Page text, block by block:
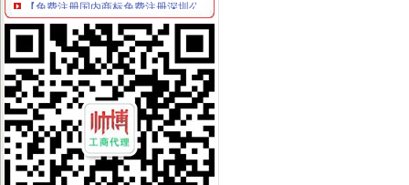
商易济南网【免费注册】如何免费注册会员_商易济南_新浪博客
谁知道阿里巴巴国际站可以免费注册么？
免费注册免费注册-广州58同城
2008万网CN英文域名免费注册体验活动-3G安全网（Www.HackDos.
免费注册公司,还送一套章,代理记账1999元/年-深圳58同城
教大家免费注册屏幕录像专家_在线观看
帮助中心_买塑网
免费注册域名--fox--好网角网络收夹
【免费注册上海公司,免费注册上海普陀公司】价格_厂家_图片-Hc